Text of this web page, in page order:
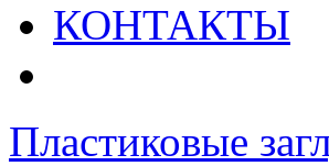
КОНТАКТЫ
Пластиковые